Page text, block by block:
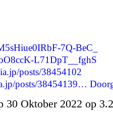
7Q-BeC_
L71DpT__fghS
posts/38454102
posts/38454139…
30 Oktober 2022 op